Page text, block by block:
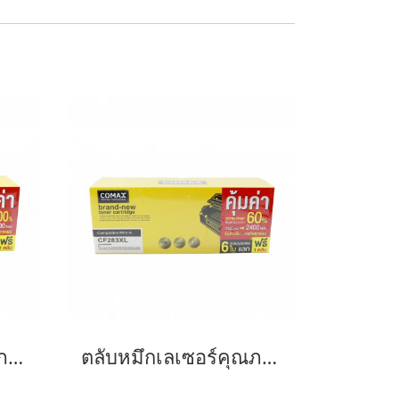
ตลับหมึกเลเซอร์คุณภาพสูงสำหรับ HP และ Canon รุ่น CE285A/CB435ACanon 325/312/313/125/712/713/725-JUMBO ตลับหมึกเลเซอร์คุณภาพสูงสำหรับ HP และ Canon รุ่น CF283A JUMBO